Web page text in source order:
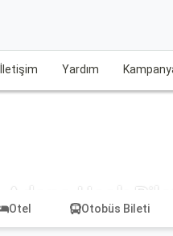
İletişim Yardım
Uçak
Otel Otobüs Bileti